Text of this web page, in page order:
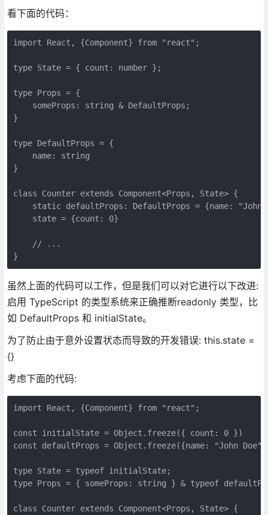
看下面的代码：
import React, {Component} from "react";
type State = { count: number };
type Props = {
    someProps: string & DefaultProps;
}
type DefaultProps = {
    name: string
}
class Counter extends Component<Props, State> {
static defaultProps: DefaultProps = {name: "John
    state = {count: 0}
    // ...
}
虽然上面的代码可以工作，但是我们可以对它进行以下改进:
启用 TypeScript 的类型系统来正确推断readonly 类型，比
如 DefaultProps 和 initialState。
为了防止由于意外设置状态而导致的开发错误: this.state =
{}
考虑下面的代码:
import React, {Component} from "react";
const initialState = Object.freeze({ count: 0 })
const defaultProps = Object.freeze({name: "John
type State = typeof initialState;
type Props = { someProps: string } & typeof
class Counter extends Component<Props, State> {